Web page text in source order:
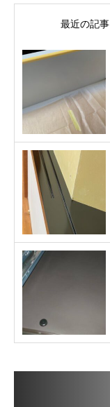
最近の記事